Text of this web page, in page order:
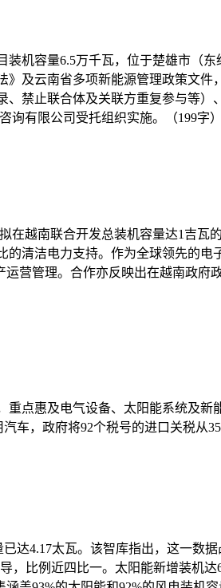
容量6.5万千瓦，位于楚雄市（东
及云南省多项新能源管理政策文
禁止联合体及关联方重复参与等）
询有限公司受托组织实施。（199字）
越南联合开发总装机容量达1吉
清洁电力支持。作为全球领先的
营管理。合作亦反映出在越南政府
点惠及电气设备、太阳能系统及
车，政府将92个税号的进口关税从
达4.17太瓦。该智库指出，这一数
比例近四比一。太阳能新增装机